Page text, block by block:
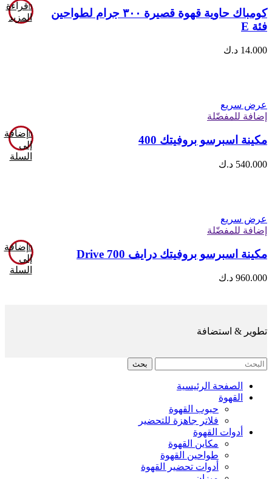
قراءة
المزيد
كومباك حاوية قهوة قصيرة ٣٠٠ جرام لطواحين
فئة E
14.000 د.ك
عرض سريع
إضافة للمفضّلة
إضافة
إلى
السلة
مكينة اسبرسو بروفيتك 400
540.000 د.ك
عرض سريع
إضافة للمفضّلة
إضافة
إلى
السلة
مكينة اسبرسو بروفيتك درايف 700 Drive
960.000 د.ك
تطوير & استضافة
بحث
الصفحة الرئيسية
القهوة
حبوب القهوة
فلاتر جاهزة للتحضير
أدوات القهوة
مكاين القهوة
طواحين القهوة
أدوات تحضير القهوة